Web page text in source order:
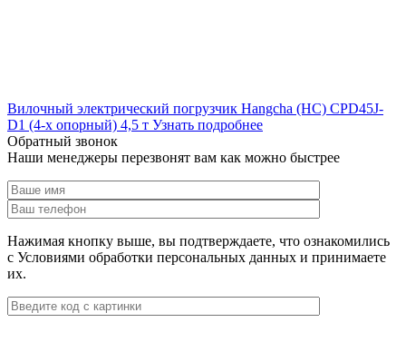
Вилочный электрический погрузчик Hangcha (HC) CPD45J-
D1 (4-х опорный) 4,5 т Узнать подробнее
Обратный звонок
Наши менеджеры перезвонят вам как можно быстрее
Нажимая кнопку выше, вы подтверждаете, что ознакомились
с Условиями обработки персональных данных и принимаете
их.